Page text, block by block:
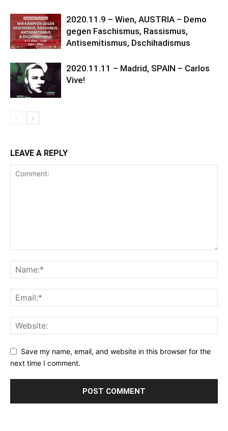
2020.11.9 – Wien, AUSTRIA – Demo
gegen Faschismus, Rassismus,
Antisemitismus, Dschihadismus
2020.11.11 – Madrid, SPAIN – Carlos
Vive!
LEAVE A REPLY
Save my name, email, and website in this browser for the
next time I comment.